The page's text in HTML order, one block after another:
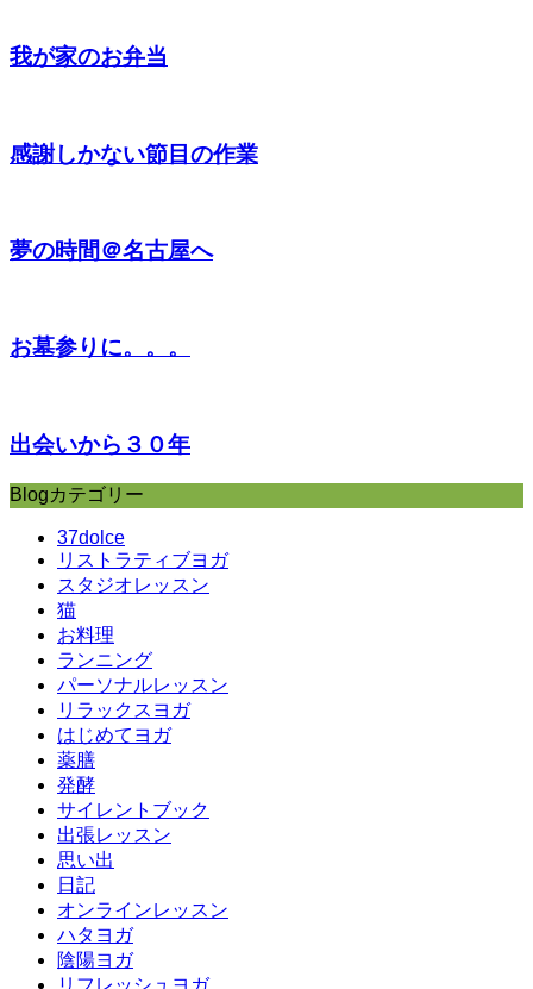
我が家のお弁当
感謝しかない節目の作業
夢の時間＠名古屋へ
お墓参りに。。。
出会いから３０年
Blogカテゴリー
37dolce
リストラティブヨガ
スタジオレッスン
猫
お料理
ランニング
パーソナルレッスン
リラックスヨガ
はじめてヨガ
薬膳
発酵
サイレントブック
出張レッスン
思い出
日記
オンラインレッスン
ハタヨガ
陰陽ヨガ
リフレッシュヨガ